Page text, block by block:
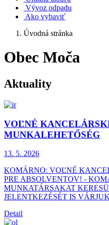
Vývoz odpadu
Ako vybaviť
Úvodná stránka
Obec Moča
Aktuality
VOĽNÉ
MUNKALEHETŐSÉG
13. 5. 2026
KOMÁRNO: VOĽNÉ
PRE ABSOLVENTOV! -
MUNKATÁRSAKAT
JELENTKEZÉSÉT IS
Detail